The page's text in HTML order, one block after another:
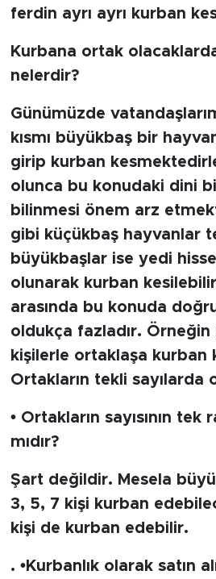
ferdin ayrı ayrı kurban
Kurbana ortak
nelerdir?
Günümüzde
kısmı büyükbaş bir
girip kurban
olunca bu konudaki dini
bilinmesi önem arz
gibi küçükbaş hayvanlar
büyükbaşlar ise yedi
olunarak kurban
arasında bu konuda
oldukça fazladır. Örneğin
kişilerle ortaklaşa kurban
Ortakların tekli sayılarda
• Ortakların sayısının tek
mıdır?
Şart değildir. Mesela
3, 5, 7 kişi kurban
kişi de kurban edebilir.
. •Kurbanlık olarak satın